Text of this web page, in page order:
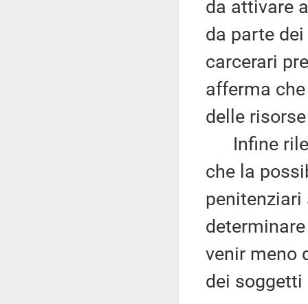
da attivare
da parte
carcerari
afferma
delle
Infine
che la
venir meno
dei